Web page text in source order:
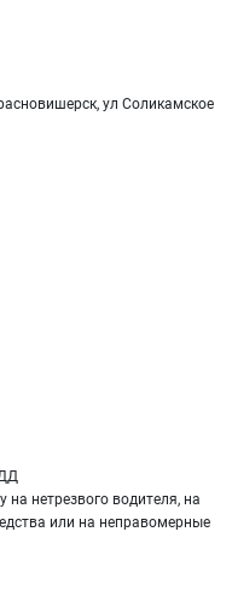
ул Соликамское
нетрезвого водителя, на
или на неправомерные